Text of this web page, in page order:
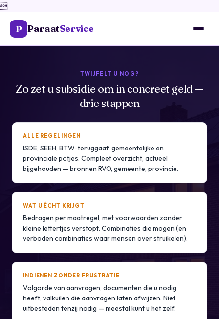

P ParaatService
TWIJFELT U NOG?
Zo zet u subsidie om in concreet geld —
drie stappen
ALLE REGELINGEN
ISDE, SEEH, BTW-teruggaaf, gemeentelijke en
provinciale potjes. Compleet overzicht, actueel
bijgehouden — bronnen RVO, gemeente, provincie.
WAT U ÉCHT KRIJGT
Bedragen per maatregel, met voorwaarden zonder
kleine lettertjes verstopt. Combinaties die mogen (en
verboden combinaties waar mensen over struikelen).
INDIENEN ZONDER FRUSTRATIE
Volgorde van aanvragen, documenten die u nodig
heeft, valkuilen die aanvragen laten afwijzen. Niet
uitbesteden tenzij nodig — meestal kunt u het zelf.